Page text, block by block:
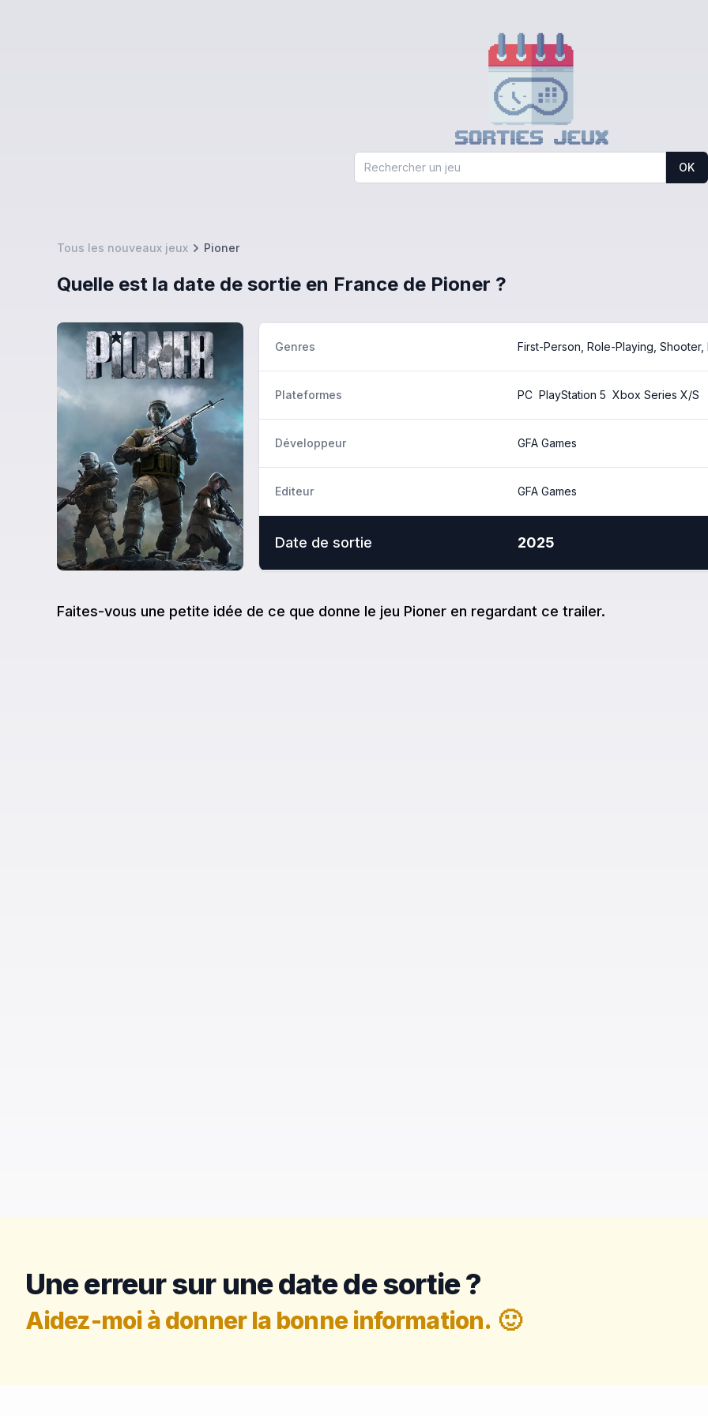
OK
Tous les nouveaux jeux Pioner
Quelle est la date de sortie en France de Pioner ?
Genres First-Person, Role-Playing, Shooter,
Plateformes PC PlayStation 5 Xbox Series X/S
Développeur GFA Games
Editeur GFA Games
Date de sortie 2025
Faites-vous une petite idée de ce que donne le jeu Pioner en regardant ce trailer.
Une erreur sur une date de sortie ?
Aidez-moi à donner la bonne information. 🙂